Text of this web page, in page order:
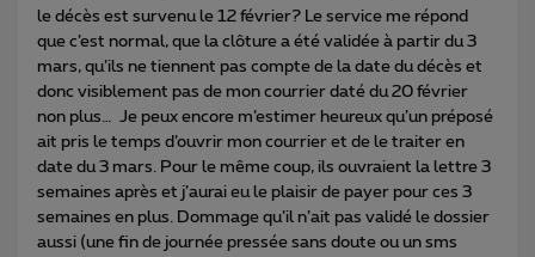
le décès est survenu le 12 février? Le service me répond
que c’est normal, que la clôture a été validée à partir du 3
mars, qu’ils ne tiennent pas compte de la date du décès et
donc visiblement pas de mon courrier daté du 20 février
non plus… Je peux encore m’estimer heureux qu’un préposé
ait pris le temps d’ouvrir mon courrier et de le traiter en
date du 3 mars. Pour le même coup, ils ouvraient la lettre 3
semaines après et j’aurai eu le plaisir de payer pour ces 3
semaines en plus. Dommage qu’il n’ait pas validé le dossier
aussi (une fin de journée pressée sans doute ou un sms